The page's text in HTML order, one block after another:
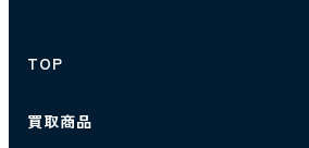
TOP
買取商品